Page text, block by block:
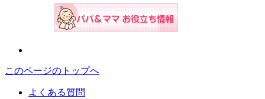
このページのトップへ
よくある質問